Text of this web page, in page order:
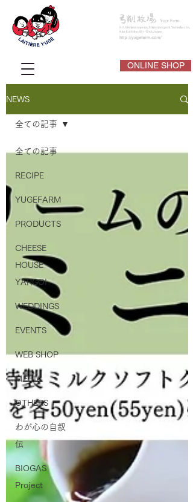
ONLINE SHOP
NEWS
全ての記事
RECIPE
YUGEFARM
PRODUCTS
CHEESE
HOUSE
YARGOI
WEDDINGS
EVENTS
WEB SHOP
MEDIA
OTHERS
わが心の自叙
伝
BIOGAS
Project
全ての記事